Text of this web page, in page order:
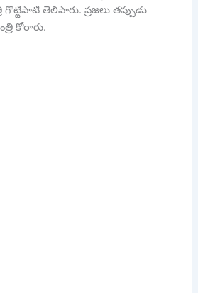
గొట్టిపాటి తెలిపారు. ప్ర‌జ‌లు త‌ప్పుడు
కోరారు.